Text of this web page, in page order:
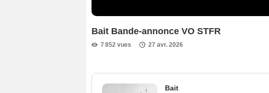
Bait Bande-annonce VO STFR
7 852 vues 27 avr. 2026
Bait